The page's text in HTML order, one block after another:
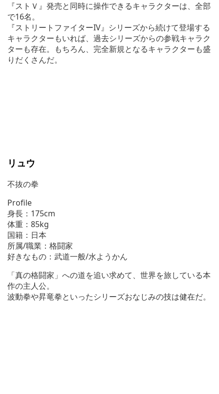
『ストＶ』発売と同時に操作できるキャラクターは、全部
で16名。
『ストリートファイターIV』シリーズから続けて登場する
キャラクターもいれば、過去シリーズからの参戦キャラク
ターも存在。もちろん、完全新規となるキャラクターも盛
りだくさんだ。
リュウ
不抜の拳
Profile
身長：175cm
体重：85kg
国籍：日本
所属/職業：格闘家
好きなもの：武道一般/水ようかん
「真の格闘家」への道を追い求めて、世界を旅している本
作の主人公。
波動拳や昇竜拳といったシリーズおなじみの技は健在だ。